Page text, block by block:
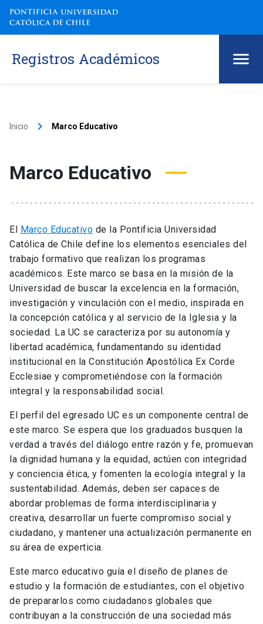
Registros Académicos
Inicio keyboard_arrow_right Marco Educativo
Marco Educativo
El Marco Educativo de la Pontificia Universidad
Católica de Chile define los elementos esenciales del
trabajo formativo que realizan los programas
académicos. Este marco se basa en la misión de la
Universidad de buscar la excelencia en la formación,
investigación y vinculación con el medio, inspirada en
la concepción católica y al servicio de la Iglesia y la
sociedad. La UC se caracteriza por su autonomía y
libertad académica, fundamentando su identidad
institucional en la Constitución Apostólica Ex Corde
Ecclesiae y comprometiéndose con la formación
integral y la responsabilidad social.
El perfil del egresado UC es un componente central de
este marco. Se espera que los graduados busquen la
verdad a través del diálogo entre razón y fe, promuevan
la dignidad humana y la equidad, actúen con integridad
y conciencia ética, y fomenten la ecología integral y la
sustentabilidad. Además, deben ser capaces de
abordar problemas de forma interdisciplinaria y
creativa, desarrollar un fuerte compromiso social y
ciudadano, y mantener una actualización permanente en
su área de experticia.
Este marco educativo guía el diseño de planes de
estudio y la formación de estudiantes, con el objetivo
de prepararlos como ciudadanos globales que
contribuyan a la construcción de una sociedad más